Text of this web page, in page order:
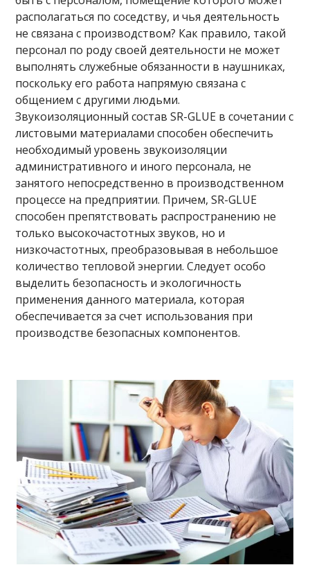
располагаться по соседству, и чья деятельность
не связана с производством? Как правило, такой
персонал по роду своей деятельности не может
выполнять служебные обязанности в наушниках,
поскольку его работа напрямую связана с
общением с другими людьми.
Звукоизоляционный состав SR-GLUE в сочетании с
листовыми материалами способен обеспечить
необходимый уровень звукоизоляции
административного и иного персонала, не
занятого непосредственно в производственном
процессе на предприятии. Причем, SR-GLUE
способен препятствовать распространению не
только высокочастотных звуков, но и
низкочастотных, преобразовывая в небольшое
количество тепловой энергии. Следует особо
выделить безопасность и экологичность
применения данного материала, которая
обеспечивается за счет использования при
производстве безопасных компонентов.